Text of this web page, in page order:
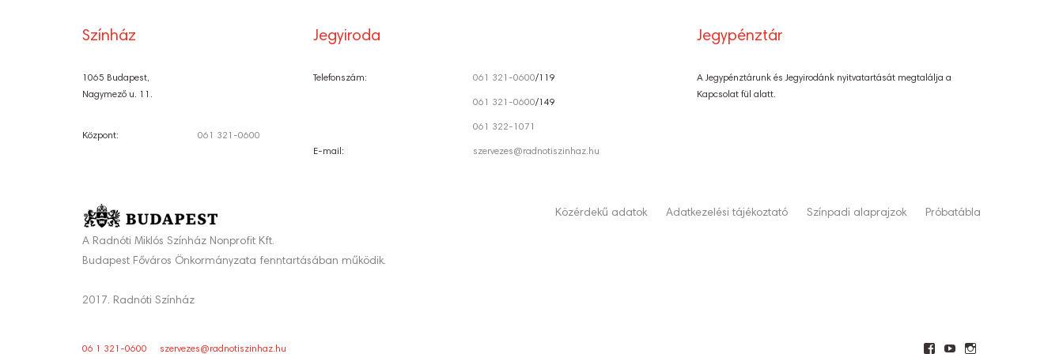
Színház
1065 Budapest,
Nagymező u. 11.
Központ: 061 321-0600
Jegyiroda
Telefonszám: 061 321-0600/119
061 321-0600/149
061 322-1071
E-mail: szervezes@radnotiszinhaz.hu
Jegypénztár
A Jegypénztárunk és Jegyirodánk nyitvatartását megtalálja a
Kapcsolat fül alatt.
A Radnóti Miklós Színház Nonprofit Kft.
Budapest Főváros Önkormányzata fenntartásában működik.
2017. Radnóti Színház
Közérdekű adatok Adatkezelési tájékoztató Színpadi alaprajzok Próbatábla
06 1 321-0600 szervezes@radnotiszinhaz.hu